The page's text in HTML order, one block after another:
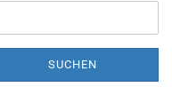
SUCHEN